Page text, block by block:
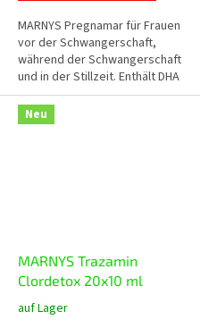
MARNYS Pregnamar für Frauen
vor der Schwangerschaft,
während der Schwangerschaft
und in der Stillzeit. Enthält DHA
und EPA aus Fischöl, Folsäure,
Jod, Eisen, Zink, Magnesium
und...
Neu
MARNYS Trazamin
Clordetox 20x10 ml
Die
auf Lager